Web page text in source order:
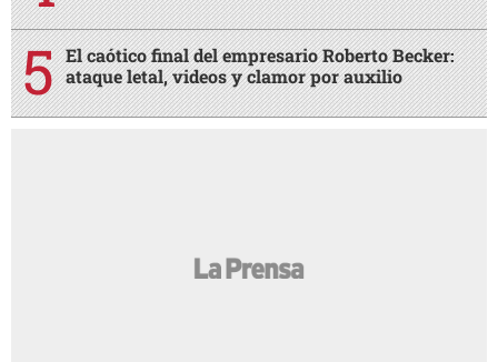
El caótico final del empresario Roberto Becker:
ataque letal, videos y clamor por auxilio